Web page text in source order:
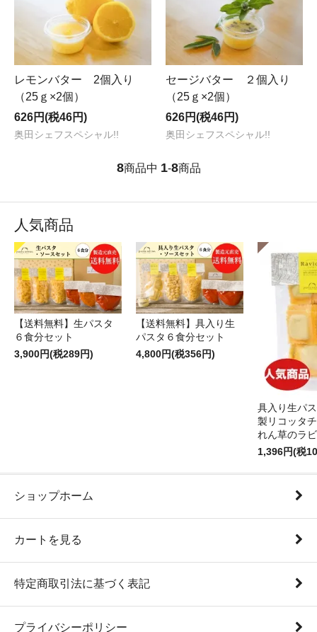
レモンバター 2個入り
（25ｇ×2個）
626円(税46円)
奥田シェフスペシャル!!
セージバター ２個入り
（25ｇ×2個）
626円(税46円)
奥田シェフスペシャル!!
8商品中 1-8商品
人気商品
【送料無料】生パスタ
６食分セット
3,900円(税289円)
【送料無料】具入り生
パスタ６食分セット
4,800円(税356円)
具入り生パ
製リコッタ
れん草のラ
1,396円(税
ショップホーム
カートを見る
特定商取引法に基づく表記
プライバシーポリシー